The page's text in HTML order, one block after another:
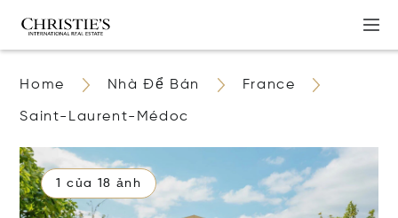
Home Nhà Để Bán France
Saint-Laurent-Médoc
1 của 18 ảnh